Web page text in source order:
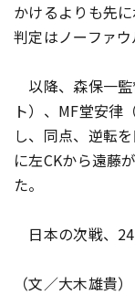
かけるよりも先
判定はノーファウ
以降、森保一
ト）、MF堂安律
し、同点、逆転
に左CKから遠藤
た。
日本の次戦、24
（文／大木雄貴）